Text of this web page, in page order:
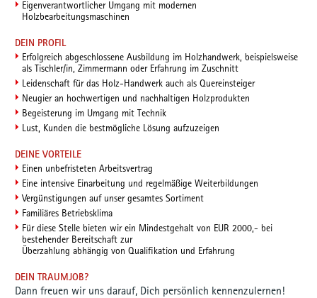
Eigenverantwortlicher Umgang mit modernen
Holzbearbeitungsmaschinen
DEIN PROFIL
Erfolgreich abgeschlossene Ausbildung im Holzhandwerk, beispielsweise
als Tischler/in, Zimmermann oder Erfahrung im Zuschnitt
Leidenschaft für das Holz-Handwerk auch als Quereinsteiger
Neugier an hochwertigen und nachhaltigen Holzprodukten
Begeisterung im Umgang mit Technik
Lust, Kunden die bestmögliche Lösung aufzuzeigen
DEINE VORTEILE
Einen unbefristeten Arbeitsvertrag
Eine intensive Einarbeitung und regelmäßige Weiterbildungen
Vergünstigungen auf unser gesamtes Sortiment
Familiäres Betriebsklima
Für diese Stelle bieten wir ein Mindestgehalt von EUR 2000,- bei
bestehender Bereitschaft zur
Überzahlung abhängig von Qualifikation und Erfahrung
DEIN TRAUMJOB?
Dann freuen wir uns darauf, Dich persönlich kennenzulernen!